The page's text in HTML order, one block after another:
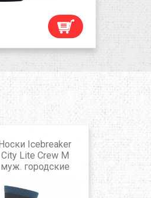
Icebreaker
City Lite Crew M
муж. городские